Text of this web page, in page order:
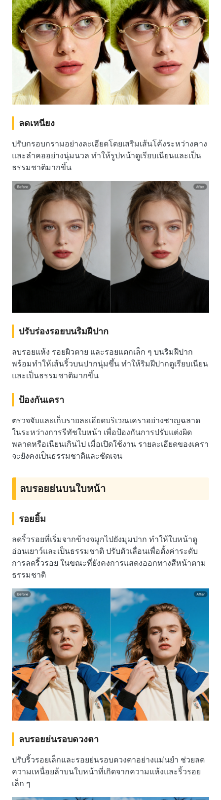
ลดเหนียง
ปรับกรอบกรามอย่างละเอียดโดยเสริมเส้นโค้งระหว่างคาง
และลำคออย่างนุ่มนวล ทำให้รูปหน้าดูเรียบเนียนและเป็น
ธรรมชาติมากขึ้น
ปรับร่องรอยบนริมฝีปาก
ลบรอยแห้ง รอยผิวตาย และรอยแตกเล็ก ๆ บนริมฝีปาก
พร้อมทำให้เส้นริ้วบนปากนุ่มขึ้น ทำให้ริมฝีปากดูเรียบเนียน
และเป็นธรรมชาติมากขึ้น
ป้องกันเครา
ตรวจจับและเก็บรายละเอียดบริเวณเคราอย่างชาญฉลาด
ในระหว่างการรีทัชใบหน้า เพื่อป้องกันการปรับแต่งผิด
พลาดหรือเนียนเกินไป เมื่อเปิดใช้งาน รายละเอียดของเครา
จะยังคงเป็นธรรมชาติและชัดเจน
ลบรอยย่นบนใบหน้า
รอยยิ้ม
ลดริ้วรอยที่เริ่มจากข้างจมูกไปยังมุมปาก ทำให้ใบหน้าดู
อ่อนเยาว์และเป็นธรรมชาติ ปรับตัวเลื่อนเพื่อตั้งค่าระดับ
การลดริ้วรอย ในขณะที่ยังคงการแสดงออกทางสีหน้าตาม
ธรรมชาติ
ลบรอยย่นรอบดวงตา
ปรับริ้วรอยเล็กและรอยย่นรอบดวงตาอย่างแม่นยำ ช่วยลด
ความเหนื่อยล้าบนใบหน้าที่เกิดจากความแห้งและริ้วรอย
เล็ก ๆ